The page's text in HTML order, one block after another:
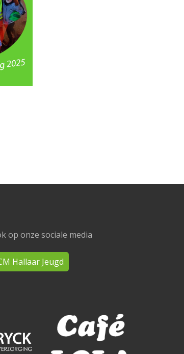
op onze sociale media
Hallaar Jeugd